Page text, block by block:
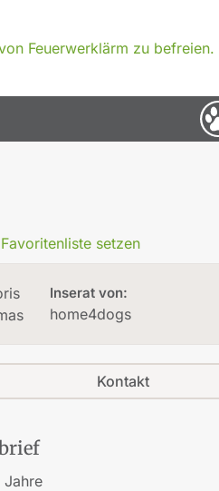
Feuerwerklärm zu befreien.
setzen
Inserat von:
home4dogs
Kontakt
Jahre